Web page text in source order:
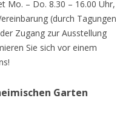
Mo. – Do. 8.30 – 16.00 Uhr,
(durch Tagungen
Zugang zur Ausstellung
Sie sich vor einem
Garten